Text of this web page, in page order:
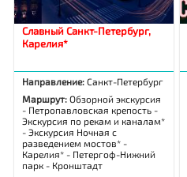
Славный Санкт-Петербург,
Карелия*
Направление:Санкт-Петербург
Маршрут:Обзорной экскурсия
- Петропавловская крепость -
Экскурсия по рекам и каналам*
- Экскурсия Ночная с
разведением мостов* -
Карелия* - Петергоф-Нижний
парк - Кронштадт